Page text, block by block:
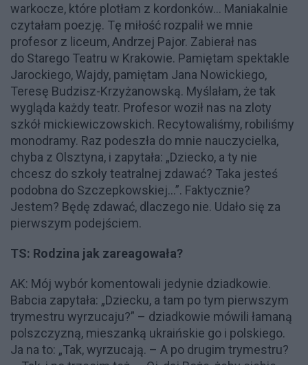
warkocze, które plotłam z kordonków... Maniakalnie
czytałam poezję. Tę miłość rozpalił we mnie
profesor z liceum, Andrzej Pajor. Zabierał nas
do Starego Teatru w Krakowie. Pamiętam spektakle
Jarockiego, Wajdy, pamiętam Jana Nowickiego,
Teresę Budzisz-Krzyżanowską. Myślałam, że tak
wygląda każdy teatr. Profesor woził nas na zloty
szkół mickiewiczowskich. Recytowaliśmy, robiliśmy
monodramy. Raz podeszła do mnie nauczycielka,
chyba z Olsztyna, i zapytała: „Dziecko, a ty nie
chcesz do szkoły teatralnej zdawać? Taka jesteś
podobna do Szczepkowskiej...”. Faktycznie?
Jestem? Będę zdawać, dlaczego nie. Udało się za
pierwszym podejściem.
TS: Rodzina jak zareagowała?
AK: Mój wybór komentowali jedynie dziadkowie.
Babcia zapytała: „Dziecku, a tam po tym pierwszym
trymestru wyrzucaju?” – dziadkowie mówili łamaną
polszczyzną, mieszanką ukraińskie go i polskiego.
Ja na to: „Tak, wyrzucają. – A po drugim trymestru?